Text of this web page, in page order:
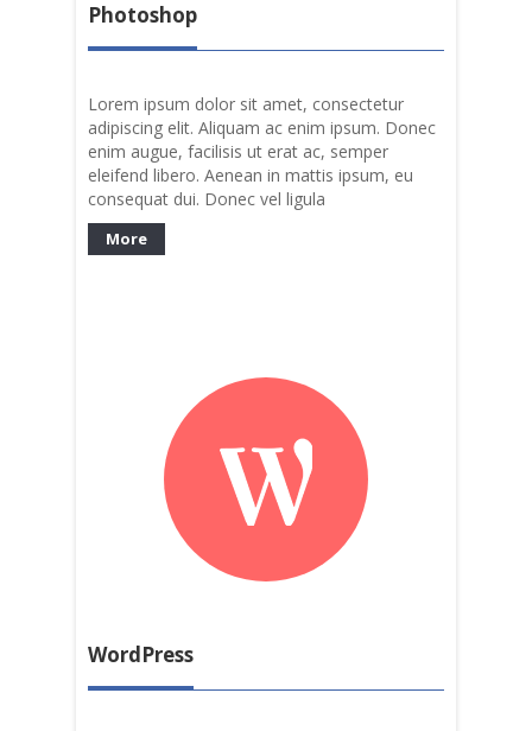
Photoshop
Lorem ipsum dolor sit amet, consectetur
adipiscing elit. Aliquam ac enim ipsum. Donec
enim augue, facilisis ut erat ac, semper
eleifend libero. Aenean in mattis ipsum, eu
consequat dui. Donec vel ligula
More
WordPress